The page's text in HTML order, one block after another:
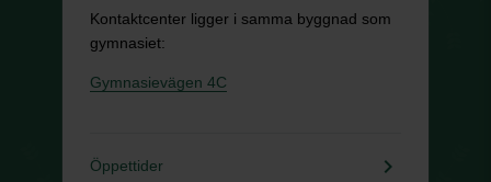
Kontaktcenter ligger i samma byggnad som
gymnasiet:
Gymnasievägen 4C
Öppettider keyboard_arrow_right